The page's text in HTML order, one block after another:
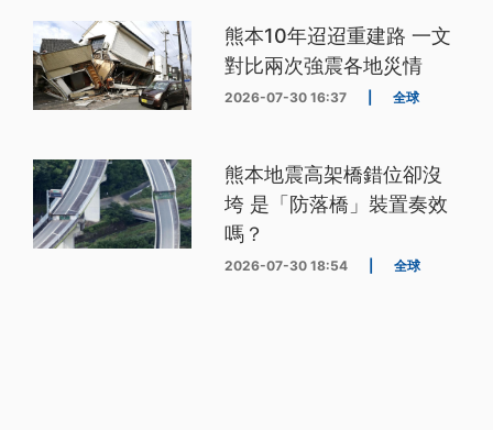
熊本10年迢迢重建路 一文
對比兩次強震各地災情
2026-07-30 16:37 全球
熊本地震高架橋錯位卻沒
垮 是「防落橋」裝置奏效
嗎？
2026-07-30 18:54 全球